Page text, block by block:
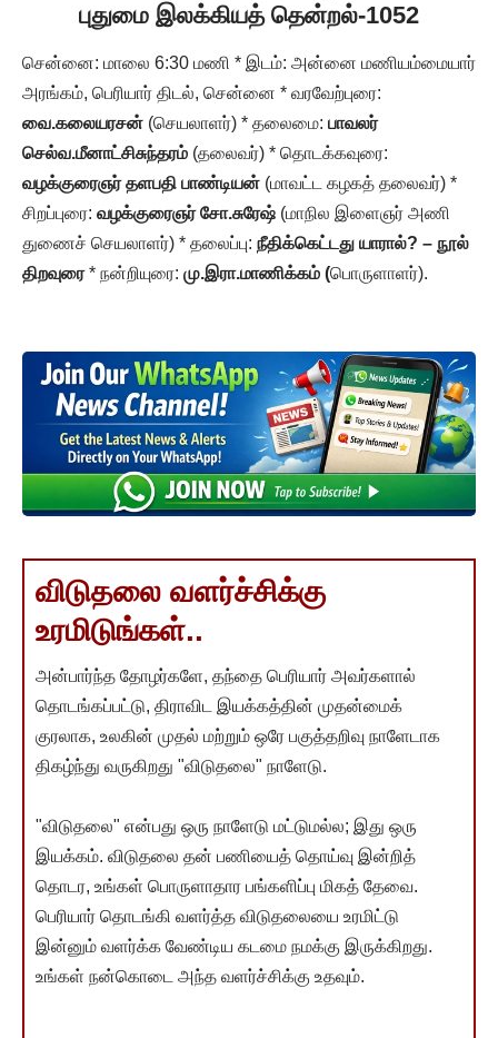
புதுமை இலக்கியத் தென்றல்-1052
சென்னை: மாலை 6:30 மணி * இடம்: அன்னை மணியம்மையார்
அரங்கம், பெரியார் திடல், சென்னை * வரவேற்புரை:
வை.கலையரசன் (செயலாளர்) * தலைமை: பாவலர்
செல்வ.மீனாட்சிசுந்தரம் (தலைவர்) * தொடக்கவுரை:
வழக்குரைஞர் தளபதி பாண்டியன் (மாவட்ட கழகத் தலைவர்) *
சிறப்புரை: வழக்குரைஞர் சோ.சுரேஷ் (மாநில இளைஞர் அணி
துணைச் செயலாளர்) * தலைப்பு: நீதிக்கெட்டது யாரால்? – நூல்
திறவுரை* நன்றியுரை: மு.இரா.மாணிக்கம் (பொருளாளர்).
விடுதலை வளர்ச்சிக்கு
உரமிடுங்கள்..
அன்பார்ந்த தோழர்களே, தந்தை பெரியார் அவர்களால்
தொடங்கப்பட்டு, திராவிட இயக்கத்தின் முதன்மைக்
குரலாக, உலகின் முதல் மற்றும் ஒரே பகுத்தறிவு நாளேடாக
திகழ்ந்து வருகிறது "விடுதலை" நாளேடு.
"விடுதலை" என்பது ஒரு நாளேடு மட்டுமல்ல; இது ஒரு
இயக்கம். விடுதலை தன் பணியைத் தொய்வு இன்றித்
தொடர, உங்கள் பொருளாதார பங்களிப்பு மிகத் தேவை.
பெரியார் தொடங்கி வளர்த்த விடுதலையை உரமிட்டு
இன்னும் வளர்க்க வேண்டிய கடமை நமக்கு இருக்கிறது.
உங்கள் நன்கொடை அந்த வளர்ச்சிக்கு உதவும்.